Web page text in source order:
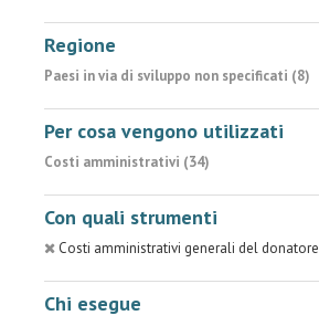
Regione
Paesi in via di sviluppo non specificati (8)
Per cosa vengono utilizzati
Costi amministrativi (34)
Con quali strumenti
Costi amministrativi generali del donatore
Chi esegue